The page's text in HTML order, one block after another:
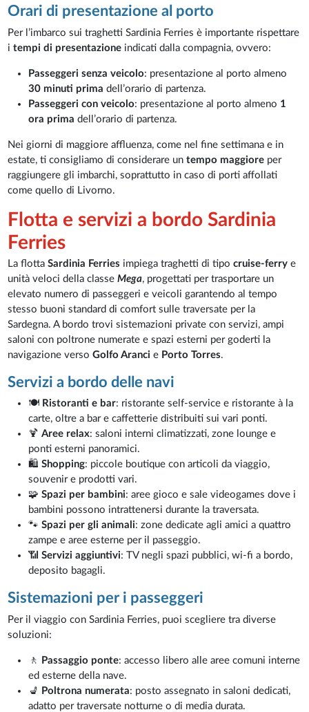
Orari di presentazione al porto
Per l’imbarco sui traghetti Sardinia Ferries è importante rispettare
itempi di presentazione indicati dalla compagnia, ovvero:
Passeggeri senza veicolo: presentazione al porto almeno
30 minuti prima dell’orario di partenza.
Passeggeri con veicolo: presentazione al porto almeno 1
ora prima dell’orario di partenza.
Nei giorni di maggiore affluenza, come nel fine settimana e in
estate, ti consigliamo di considerare untempo maggiore per
raggiungere gli imbarchi, soprattutto in caso di porti affollati
come quello di Livorno.
Flotta e servizi a bordo Sardinia
Ferries
La flottaSardinia Ferries impiega traghetti di tipocruise-ferry e
unità veloci della classeMega, progettati per trasportare un
elevato numero di passeggeri e veicoli garantendo al tempo
stesso buoni standard di comfort sulle traversate per la
Sardegna. A bordo trovi sistemazioni private con servizi, ampi
saloni con poltrone numerate e spazi esterni per goderti la
navigazione versoGolfo Aranci e Porto Torres.
Servizi a bordo delle navi
🍽️ Ristoranti e bar: ristorante self-service e ristorante à la
carte, oltre a bar e caffetterie distribuiti sui vari ponti.
🍹Aree relax: saloni interni climatizzati, zone lounge e
ponti esterni panoramici.
🛍️Shopping: piccole boutique con articoli da viaggio,
souvenir e prodotti vari.
🧩Spazi per bambini: aree gioco e sale videogames dove i
bambini possono intrattenersi durante la traversata.
🐾Spazi per gli animali: zone dedicate agli amici a quattro
zampe e aree esterne per il passeggio.
📶Servizi aggiuntivi: TV negli spazi pubblici, wi-fi a bordo,
deposito bagagli.
Sistemazioni per i passeggeri
Per il viaggio con Sardinia Ferries, puoi scegliere tra diverse
soluzioni:
🚶 Passaggio ponte: accesso libero alle aree comuni interne
ed esterne della nave.
💺 Poltrona numerata: posto assegnato in saloni dedicati,
adatto per traversate notturne o di media durata.